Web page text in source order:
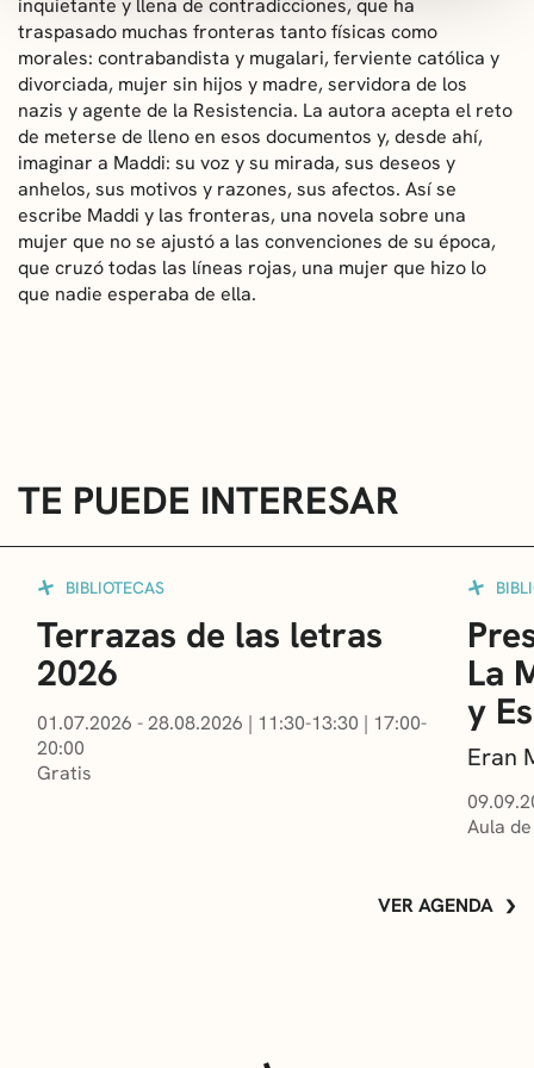
inquietante y llena de contradicciones, que ha
traspasado muchas fronteras tanto físicas como
morales: contrabandista y mugalari, ferviente católica y
divorciada, mujer sin hijos y madre, servidora de los
nazis y agente de la Resistencia. La autora acepta el reto
de meterse de lleno en esos documentos y, desde ahí,
imaginar a Maddi: su voz y su mirada, sus deseos y
anhelos, sus motivos y razones, sus afectos. Así se
escribe Maddi y las fronteras, una novela sobre una
mujer que no se ajustó a las convenciones de su época,
que cruzó todas las líneas rojas, una mujer que hizo lo
que nadie esperaba de ella.
TE PUEDE INTERESAR
BIBLIOTECAS
Terrazas de las letras
2026
01.07.2026 - 28.08.2026 | 11:30-13:30 | 17:00-
20:00
Gratis
La
y
Eran
Aula
VER AGENDA